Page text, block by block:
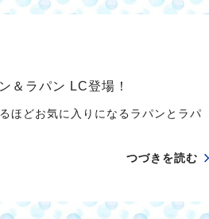
＆ラパン LC登場！
ほどお気に入りになるラパンとラパ
つづきを読む